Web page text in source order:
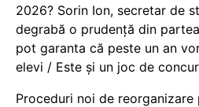
2026? Sorin Ion, secretar de
degrabă o prudență din
pot garanta că peste un an
elevi / Este și un joc de
Proceduri noi de